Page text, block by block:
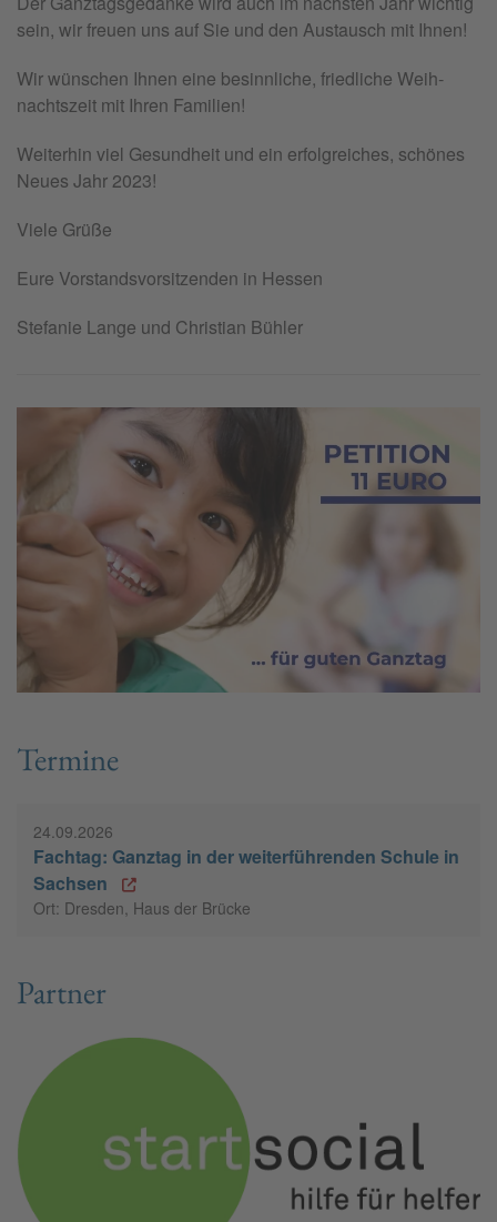
sein, wir freu­en uns auf Sie und den Aus­tausch mit Ihnen!
Wir wün­schen Ihnen eine be­sinn­li­che, fried­li­che Weih­
nachts­zeit mit Ihren Fa­mi­li­en!
Wei­ter­hin viel Ge­sund­heit und ein er­folg­rei­ches, schö­nes
Neues Jahr 2023!
Viele Grüße
Eure Vor­stands­vor­sit­zen­den in Hes­sen
Ste­fa­nie Lange und Chris­ti­an Büh­ler
Termine
24.09.2026
Fachtag: Ganztag in der weiterführenden Schule in
Sachsen
Ort: Dresden, Haus der Brücke
Partner